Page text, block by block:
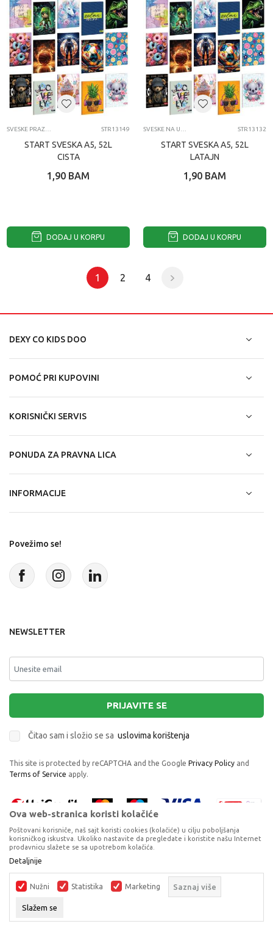
STR13149
START SVESKA A5, 52L
CISTA
1,90 BAM
DODAJ U KORPU
STR13132
START SVESKA A5, 52L
LATAJN
1,90 BAM
DODAJ U KORPU
1 2 4
DEXY CO KIDS DOO
POMOĆ PRI KUPOVINI
KORISNIČKI SERVIS
PONUDA ZA PRAVNA LICA
INFORMACIJE
Povežimo se!
NEWSLETTER
PRIJAVITE SE
Čitao sam i složio se sa uslovima korištenja
This site is protected by reCAPTCHA and the Google Privacy Policy and
Terms of Service apply.
Proizvode na sajtu nastojimo da opišemo što je preciznije moguće, ali ne
možemo garantovati da su svi podaci i fotografije, navedeni u okrviru
proizvoda, u potpunosti kompletni i bez grešaka. Svi artikli prikazani na
sajtu su dio naše ponude, ali ne podrazumijeva da su dostupni u svakom
Ova web-stranica koristi kolačiće
Poštovani korisniče, naš sajt koristi cookies (kolačiće) u cilju poboljšanja
korisničkog iskustva. Ukoliko nastavite da pregledate i koristite našu Internet
prodavnicu slažete se sa upotrebom kolačića.
Detaljnije
Nužni Statistika Marketing Saznaj više
Slažem se